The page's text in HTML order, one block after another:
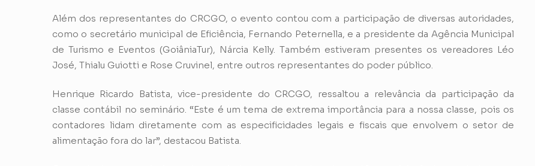
Além dos representantes do CRCGO, o evento contou com a participação de diversas autoridades,
como o secretário municipal de Eficiência, Fernando Peternella, e a presidente da Agência Municipal
de Turismo e Eventos (GoiâniaTur), Nárcia Kelly. Também estiveram presentes os vereadores Léo
José, Thialu Guiotti e Rose Cruvinel, entre outros representantes do poder público.
Henrique Ricardo Batista, vice-presidente do CRCGO, ressaltou a relevância da participação da
classe contábil no seminário. “Este é um tema de extrema importância para a nossa classe, pois os
contadores lidam diretamente com as especificidades legais e fiscais que envolvem o setor de
alimentação fora do lar”, destacou Batista.